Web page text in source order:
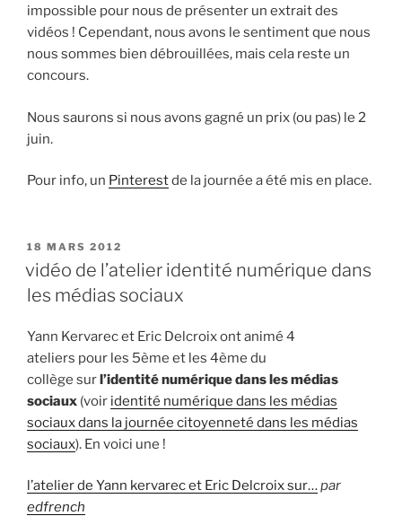
impossible pour nous de présenter un extrait des
vidéos ! Cependant, nous avons le sentiment que nous
nous sommes bien débrouillées, mais cela reste un
concours.
Nous saurons si nous avons gagné un prix (ou pas) le 2
juin.
Pour info, un Pinterestde la journée a été mis en place.
P
B
L
L
E
18 MARS 2012
vidéo de l’atelier identité numérique dans
les médias sociaux
Yann Kervarec et Eric Delcroix ont animé 4
ateliers pour les 5ème et les 4ème du
collège surl’identité numérique dans les médias
sociaux (voir identité numérique dans les médias
sociaux dans la journée citoyenneté dans les médias
sociaux). En voici une !
l’atelier de Yann kervarec et Eric Delcroix sur…par
edfrench